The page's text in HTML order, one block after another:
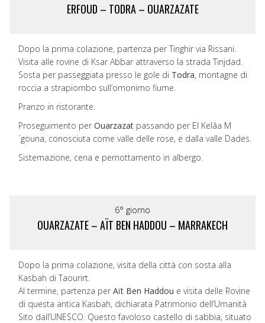
ERFOUD – TODRA – OUARZAZATE
Dopo la prima colazione, partenza per Tinghir via Rissani.
Visita alle rovine di Ksar Abbar attraverso la strada Tinjdad.
Sosta per passeggiata presso le gole di Todra, montagne di
roccia a strapiombo sull’omonimo fiume.
Pranzo in ristorante.
Proseguimento per Ouarzazat passando per El Kelâa M
´gouna, conosciuta come valle delle rose, e dalla valle Dades.
Sistemazione, cena e pernottamento in albergo.
6° giorno
OUARZAZATE – AÏT BEN HADDOU – MARRAKECH
Dopo la prima colazione, visita della città con sosta alla
Kasbah di Taourirt.
Al termine, partenza per Aït Ben Haddou e visita delle Rovine
di questa antica Kasbah, dichiarata Patrimonio dell’Umanità
Sito dall’UNESCO. Questo favoloso castello di sabbia, situato